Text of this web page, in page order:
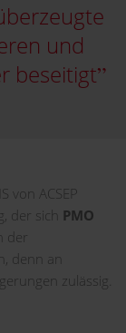
und
beseitigt
von ACSEP
der sich PMO
denn an
zulässig.